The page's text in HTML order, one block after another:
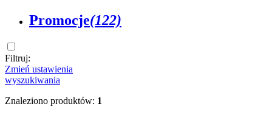
Promocje(122)
Filtruj:
Zmień ustawienia
wyszukiwania
Znaleziono produktów: 1